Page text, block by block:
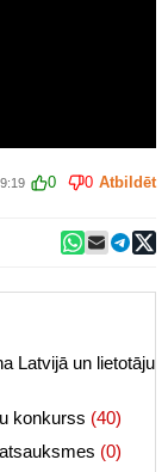
0 0 Atbildēt
Latvijā un lietotāju
konkurss (40)
(0)